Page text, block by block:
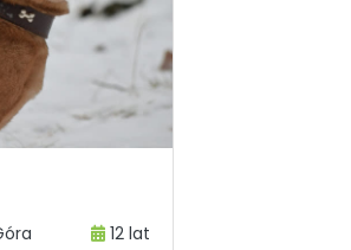
12 lat